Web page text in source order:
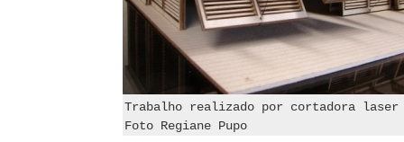
Trabalho realizado por cortadora laser
Foto Regiane Pupo